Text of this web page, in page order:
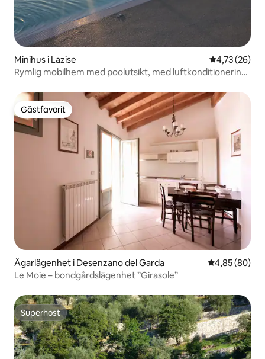
Minihus i Lazise 4,73 av 5 i
4,73 (26)
Rymlig mobilhem med poolutsikt, med luftkonditionering,
Gästfavorit
Gästfavorit
Ägarlägenhet i Desenzano del Garda 4,85 av 5 i
4,85 (80)
Le Moie – bondgårdslägenhet ”Girasole”
Superhost
Superhost